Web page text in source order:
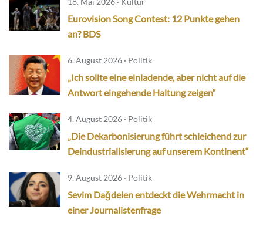
Eurovision Song Contest: 12 Punkte gehen
an? BDS
6. August 2026 · Politik
„Ich sollte eine einladende, aber nicht auf die
Antwort eingehende Haltung zeigen“
4. August 2026 · Politik
„Die Dekarbonisierung führt schleichend zur
Deindustrialisierung auf unserem Kontinent“
9. August 2026 · Politik
Sevim Dağdelen entdeckt die Wehrmacht in
einer Journalistenfrage